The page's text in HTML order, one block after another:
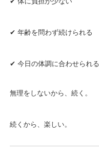
✔ 年齢を問わず続けられる
✔ 今日の体調に合わせられる
無理をしないから、続く。
続くから、楽しい。